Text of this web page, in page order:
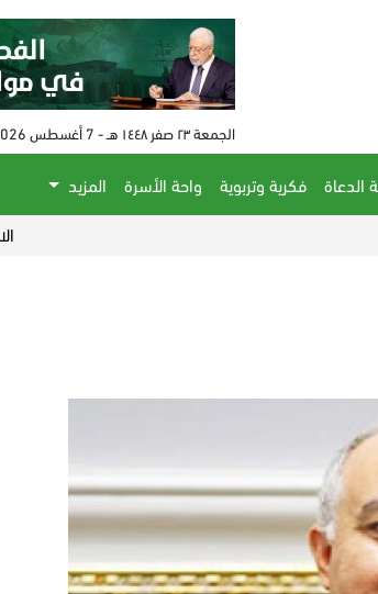
الجمعة ٢٣ صفر ١٤٤٨ هـ - 7 أغسطس 2026 م - الساعة 11:50 م
الدعاة فكرية وتربوية واحة الأسرة
المزيد
الاحتلال